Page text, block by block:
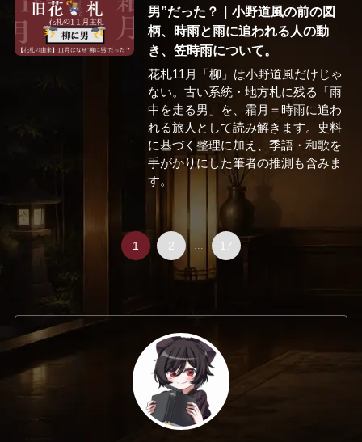
男”だった？｜小野道風の前の図
柄、時雨と雨に追われる人の動
き、笠時雨について。
花札11月「柳」は小野道風だけじゃ
ない。古い系統・地方札に残る「雨
中を走る男」を、霜月＝時雨に追わ
れる旅人として読み解きます。史料
に基づく整理に加え、季語・和歌を
手がかりにした筆者の推測も含みま
す。
1 2 17